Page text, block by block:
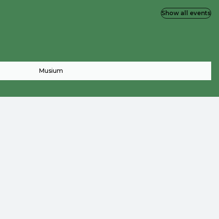
Musium
Show all events